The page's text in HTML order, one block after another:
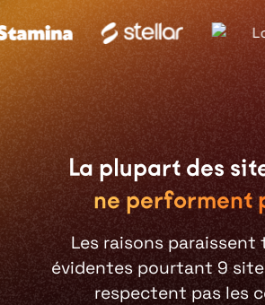
La plupart des
ne performent
Les raisons paraissent
évidentes pourtant 9
respectent pas les